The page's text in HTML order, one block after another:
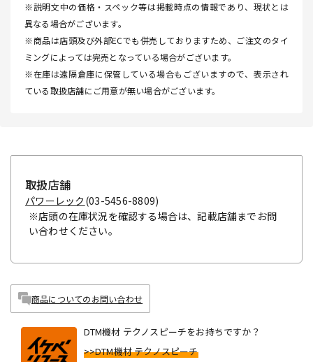
※説明文中の価格・スペック等は掲載時点の情報であり、現状とは
異なる場合がございます。
※商品は店頭及び外部ECでも併売しておりますため、ご注文のタイ
ミングによっては完売となっている場合がございます。
※在庫は遠隔倉庫に保管している場合もございますので、表示され
ている取扱店舗にご用意が無い場合がございます。
取扱店舗
パワーレック (03-5456-8809)
※店頭の在庫状況を確認する場合は、記載店舗までお問
い合わせください。
商品についてのお問い合わせ
DTM機材 テクノスピーチをお持ちですか？
>>DTM機材 テクノスピーチ